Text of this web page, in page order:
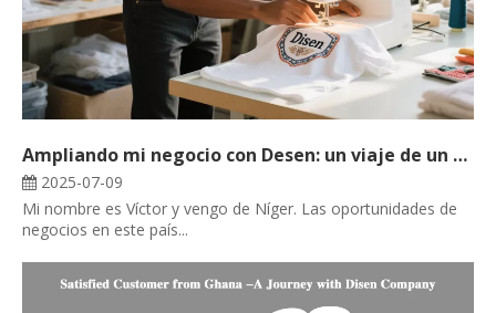
Ampliando mi negocio con Desen: un viaje de un cliente
2025-07-09
Mi nombre es Víctor y vengo de Níger. Las oportunidades de
negocios en este país...